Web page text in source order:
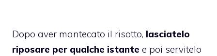
Dopo aver mantecato il risotto, lasciatelo
riposare per qualche istante e poi servitelo